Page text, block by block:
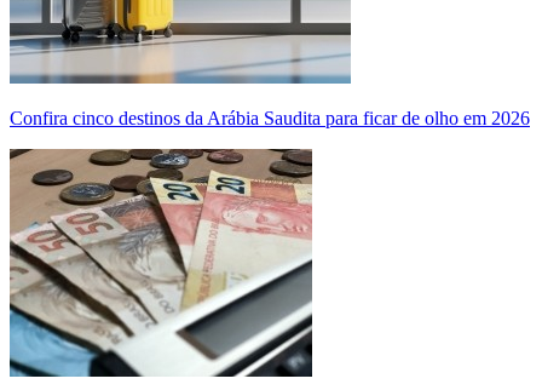
Confira cinco destinos da Arábia Saudita para ficar de olho em 2026